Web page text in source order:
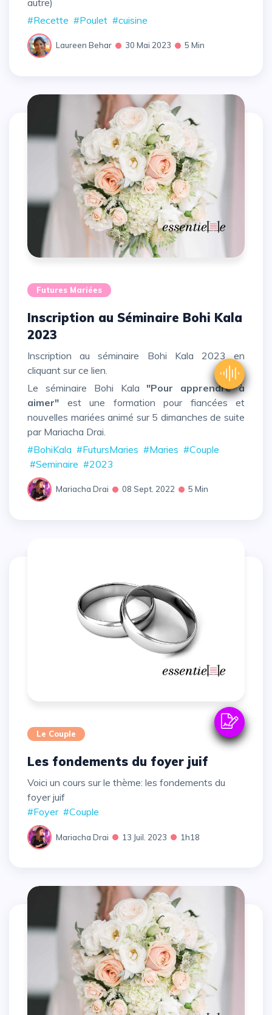
autre)
#Recette #Poulet #cuisine
Laureen Behar 30 Mai 2023 5 Min
Futures Mariées
Inscription au Séminaire Bohi Kala
2023
Inscription au séminaire Bohi Kala 2023 en
cliquant surce lien.
Le séminaire Bohi Kala"Pour apprendre à
aimer" est une formation pour fiancées et
nouvelles mariées animé sur 5 dimanches de suite
par Mariacha Drai.
#BohiKala #FutursMaries #Maries #Couple
#Seminaire #2023
Mariacha Drai 08 Sept. 2022 5 Min
Le Couple
Les fondements du foyer juif
Voici un cours sur le thème: les fondements du
foyer juif
#Foyer #Couple
Mariacha Drai 13 Juil. 2023 1h18